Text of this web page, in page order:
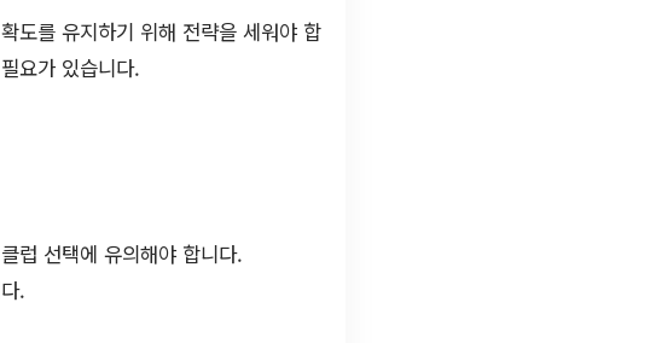
도를 유지하기 위해 전략을 세워야 합
요가 있습니다.
럽 선택에 유의해야 합니다.
.